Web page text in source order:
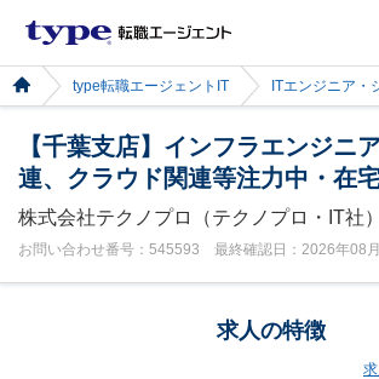
type転職エージェントIT ITエンジニア・
【千葉支店】インフラエンジニ
連、クラウド関連等注力中・在宅
株式会社テクノプロ（テクノプロ・IT社）
お問い合わせ番号：545593 最終確認日：2026年08
求人の特徴